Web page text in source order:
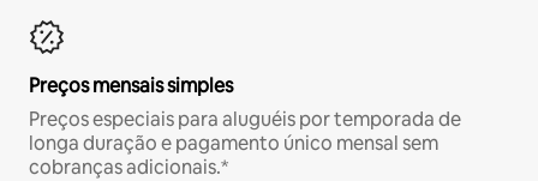
Preços mensais simples
Preços especiais para aluguéis por temporada de
longa duração e pagamento único mensal sem
cobranças adicionais.*